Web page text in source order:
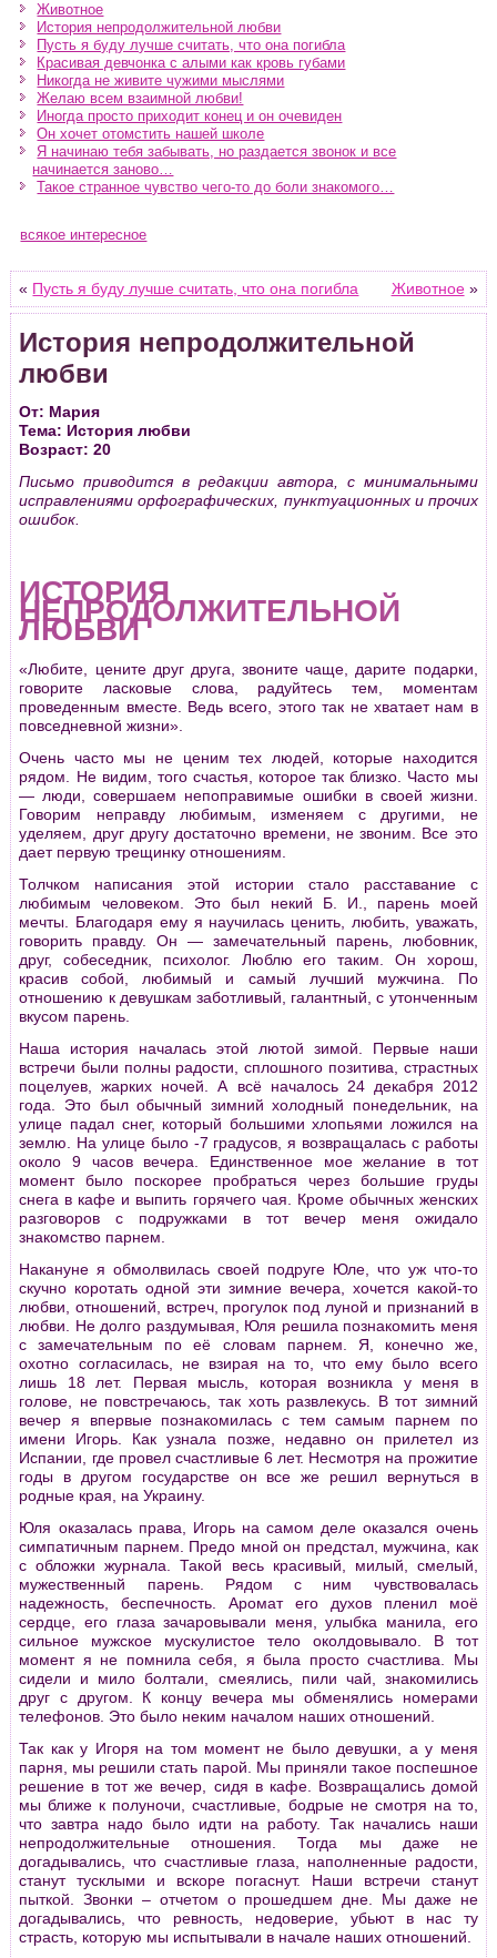
Животное
История непродолжительной любви
Пусть я буду лучше считать, что она погибла
Красивая девчонка с алыми как кровь губами
Никогда не живите чужими мыслями
Желаю всем взаимной любви!
Иногда просто приходит конец и он очевиден
Он хочет отомстить нашей школе
Я начинаю тебя забывать, но раздается звонок и все
начинается заново…
Такое странное чувство чего-то до боли знакомого…
всякое интересное
« Пусть я буду лучше считать, что она погибла Животное»
История непродолжительной
любви
От: Мария
Тема: История любви
Возраст: 20
Письмо приводится в редакции автора, с минимальными
исправлениями орфографических, пунктуационных и прочих
ошибок.
ИСТОРИЯ
НЕПРОДОЛЖИТЕЛЬНОЙ
ЛЮБВИ
«Любите, цените друг друга, звоните чаще, дарите подарки,
говорите ласковые слова, радуйтесь тем, моментам
проведенным вместе. Ведь всего, этого так не хватает нам в
повседневной жизни».
Очень часто мы не ценим тех людей, которые находится
рядом. Не видим, того счастья, которое так близко. Часто мы
— люди, совершаем непоправимые ошибки в своей жизни.
Говорим неправду любимым, изменяем с другими, не
уделяем, друг другу достаточно времени, не звоним. Все это
дает первую трещинку отношениям.
Толчком написания этой истории стало расставание с
любимым человеком. Это был некий Б. И., парень моей
мечты. Благодаря ему я научилась ценить, любить, уважать,
говорить правду. Он — замечательный парень, любовник,
друг, собеседник, психолог. Люблю его таким. Он хорош,
красив собой, любимый и самый лучший мужчина. По
отношению к девушкам заботливый, галантный, с утонченным
вкусом парень.
Наша история началась этой лютой зимой. Первые наши
встречи были полны радости, сплошного позитива, страстных
поцелуев, жарких ночей. А всё началось 24 декабря 2012
года. Это был обычный зимний холодный понедельник, на
улице падал снег, который большими хлопьями ложился на
землю. На улице было -7 градусов, я возвращалась с работы
около 9 часов вечера. Единственное мое желание в тот
момент было поскорее пробраться через большие груды
снега в кафе и выпить горячего чая. Кроме обычных женских
разговоров с подружками в тот вечер меня ожидало
знакомство парнем.
Накануне я обмолвилась своей подруге Юле, что уж что-то
скучно коротать одной эти зимние вечера, хочется какой-то
любви, отношений, встреч, прогулок под луной и признаний в
любви. Не долго раздумывая, Юля решила познакомить меня
с замечательным по её словам парнем. Я, конечно же,
охотно согласилась, не взирая на то, что ему было всего
лишь 18 лет. Первая мысль, которая возникла у меня в
голове, не повстречаюсь, так хоть развлекусь. В тот зимний
вечер я впервые познакомилась с тем самым парнем по
имени Игорь. Как узнала позже, недавно он прилетел из
Испании, где провел счастливые 6 лет. Несмотря на прожитие
годы в другом государстве он все же решил вернуться в
родные края, на Украину.
Юля оказалась права, Игорь на самом деле оказался очень
симпатичным парнем. Предо мной он предстал, мужчина, как
с обложки журнала. Такой весь красивый, милый, смелый,
мужественный парень. Рядом с ним чувствовалась
надежность, беспечность. Аромат его духов пленил моё
сердце, его глаза зачаровывали меня, улыбка манила, его
сильное мужское мускулистое тело околдовывало. В тот
момент я не помнила себя, я была просто счастлива. Мы
сидели и мило болтали, смеялись, пили чай, знакомились
друг с другом. К концу вечера мы обменялись номерами
телефонов. Это было неким началом наших отношений.
Так как у Игоря на том момент не было девушки, а у меня
парня, мы решили стать парой. Мы приняли такое поспешное
решение в тот же вечер, сидя в кафе. Возвращались домой
мы ближе к полуночи, счастливые, бодрые не смотря на то,
что завтра надо было идти на работу. Так начались наши
непродолжительные отношения. Тогда мы даже не
догадывались, что счастливые глаза, наполненные радости,
станут тусклыми и вскоре погаснут. Наши встречи станут
пыткой. Звонки – отчетом о прошедшем дне. Мы даже не
догадывались, что ревность, недоверие, убьют в нас ту
страсть, которую мы испытывали в начале наших отношений.